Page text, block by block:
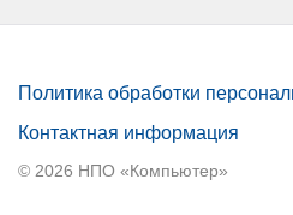
Политика обработки
Контактная информация
© 2026 НПО «Компьютер»